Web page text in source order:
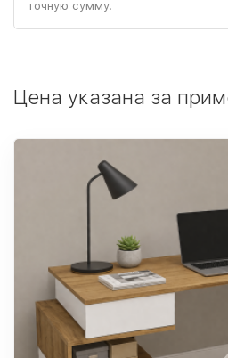
точную сумму.
Цена указана за